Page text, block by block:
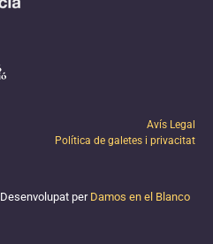
Avís Legal
Política de galetes i privacitat
Desenvolupat per Damos en el Blanco